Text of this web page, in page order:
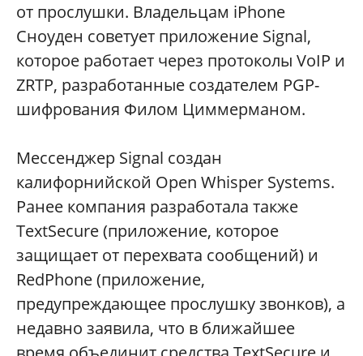
от прослушки. Владельцам iPhone
Сноуден советует приложение Signal,
которое работает через протоколы VoIP и
ZRTP, разработанные создателем PGP-
шифрования Филом Циммерманом.
Мессенджер Signal создан
калифорнийской Open Whisper Systems.
Ранее компания разработала также
TextSecure (приложение, которое
защищает от перехвата сообщений) и
RedPhone (приложение,
предупреждающее прослушку звонков), а
недавно заявила, что в ближайшее